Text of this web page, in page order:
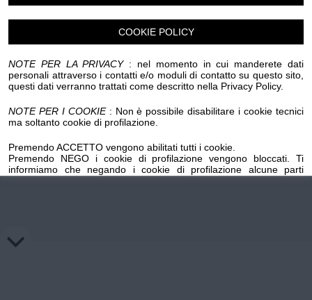
COOKIE POLICY
NOTE PER LA PRIVACY: nel momento in cui manderete dati
personali attraverso i contatti e/o moduli di contatto su questo sito,
questi dati verranno trattati come descritto nella Privacy Policy.
NOTE PER I COOKIE: Non è possibile disabilitare i cookie tecnici
ma soltanto cookie di profilazione.
Premendo ACCETTO vengono abilitati tutti i cookie.
Premendo NEGO i cookie di profilazione vengono bloccati. Ti
informiamo che negando i cookie di profilazione alcune parti
inseriti nella cookie policy.
Chi siamo Privacy e Cookie